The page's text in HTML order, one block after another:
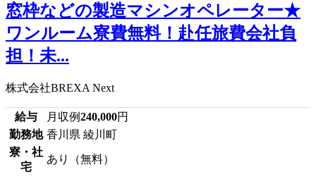
窓枠などの製造マシンオペレーター★
ワンルーム寮費無料！赴任旅費会社負
担！未...
株式会社BREXA Next
給与 月収例240,000円
勤務地 香川県 綾川町
寮・社
宅
あり（無料）